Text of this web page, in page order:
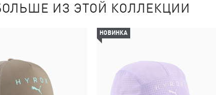
ИЗ ЭТОЙ КОЛЛЕКЦИИ
НОВИНКА